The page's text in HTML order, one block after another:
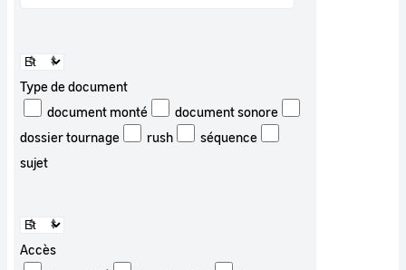
Type de document
document monté
document sonore
dossier tournage
rush
séquence
sujet
Accès